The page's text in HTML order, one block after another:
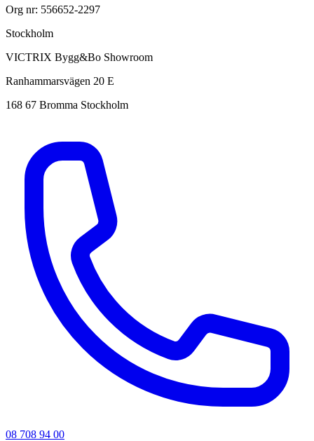
Org nr: 556652-2297
Stockholm
VICTRIX Bygg&Bo Showroom
Ranhammarsvägen 20 E
168 67 Bromma Stockholm
08 708 94 00